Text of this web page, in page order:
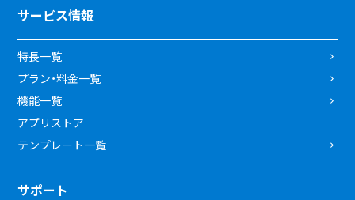
サービス情報
特長一覧
プラン・料金一覧
機能一覧
アプリストア
テンプレート一覧
サポート